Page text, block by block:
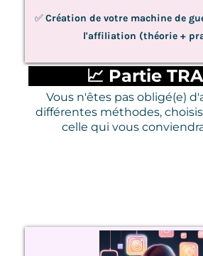
✅Création de votre machine de
l'affiliation (théorie +
📈 Partie
Vous n'êtes pas obligé(e)
différentes méthodes,
celle qui vous